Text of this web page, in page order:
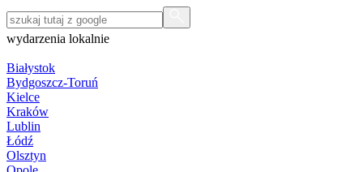
wydarzenia lokalnie
Białystok
Bydgoszcz-Toruń
Kielce
Kraków
Lublin
Łódź
Olsztyn